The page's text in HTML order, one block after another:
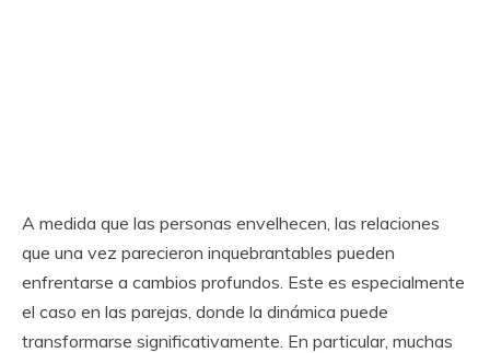
A medida que las personas envelhecen, las relaciones
que una vez parecieron inquebrantables pueden
enfrentarse a cambios profundos. Este es especialmente
el caso en las parejas, donde la dinámica puede
transformarse significativamente. En particular, muchas